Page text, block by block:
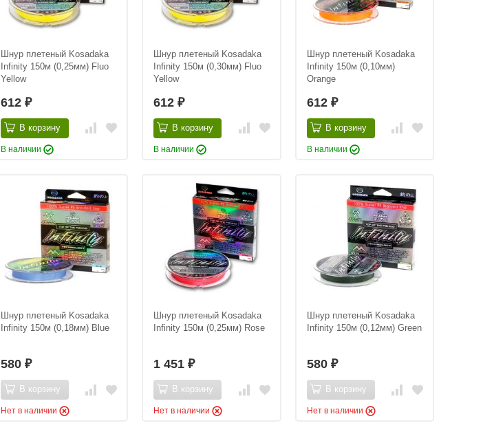
Шнур плетеный Kosadaka
Infinity 150м (0,25мм) Fluo
Yellow
612 ₽
В корзину
В наличии
Шнур плетеный Kosadaka
Infinity 150м (0,30мм) Fluo
Yellow
612 ₽
В корзину
В наличии
Шнур плетеный Kosadaka
Infinity 150м (0,10мм)
Orange
612 ₽
В корзину
В наличии
Шнур плетеный Kosadaka
Infinity 150м (0,18мм) Blue
580 ₽
В корзину
Нет в наличии
Шнур плетеный Kosadaka
Infinity 150м (0,25мм) Rose
1 451 ₽
В корзину
Нет в наличии
Шнур плетеный Kosadaka
Infinity 150м (0,12мм) Green
580 ₽
В корзину
Нет в наличии